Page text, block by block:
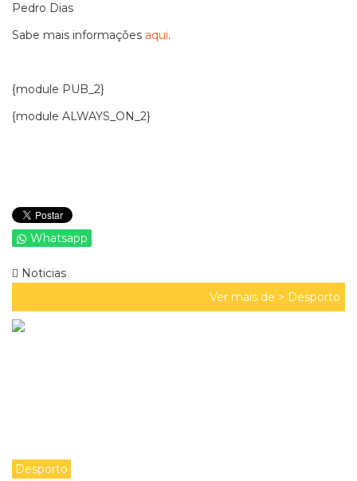
Pedro Dias
Sabe mais informações aqui.
{module PUB_2}
{module ALWAYS_ON_2}
Whatsapp
Noticias
Ver mais de > Desporto
Desporto